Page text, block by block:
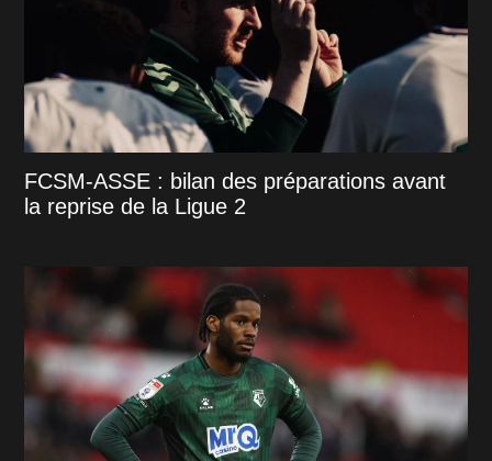
FCSM-ASSE : bilan des préparations avant
la reprise de la Ligue 2